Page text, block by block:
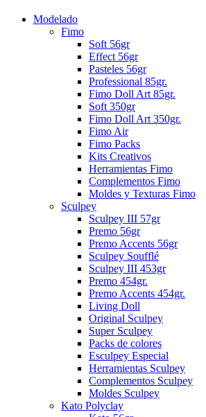
Modelado
Fimo
Soft 56gr
Effect 56gr
Pasteles 56gr
Professional 85gr.
Fimo Doll Art 85gr.
Soft 350gr
Fimo Doll Art 350gr.
Fimo Air
Fimo Packs
Kits Creativos
Herramientas Fimo
Complementos Fimo
Moldes y Texturas Fimo
Sculpey
Sculpey III 57gr
Premo 56gr
Premo Accents 56gr
Sculpey Soufflé
Sculpey III 453gr
Premo 454gr.
Premo Accents 454gr.
Living Doll
Original Sculpey
Super Sculpey
Packs de colores
Esculpey Especial
Herramientas Sculpey
Complementos Sculpey
Moldes Sculpey
Kato Polyclay